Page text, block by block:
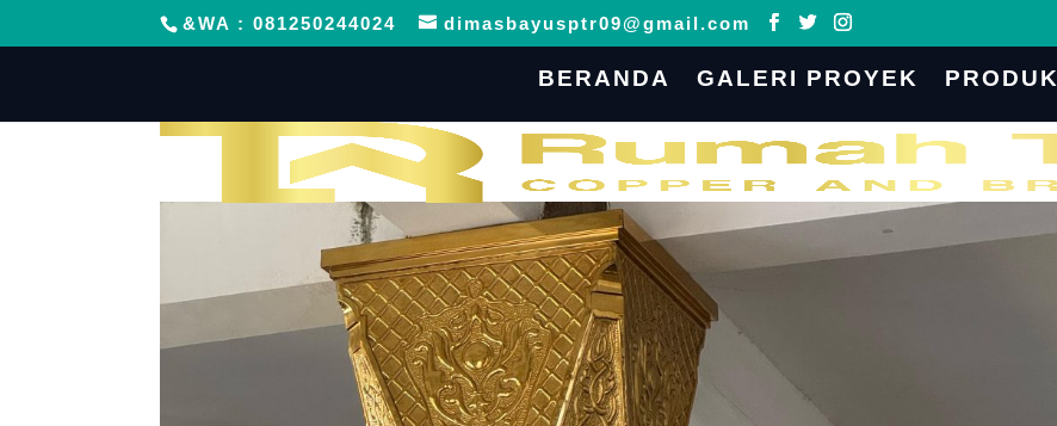
&WA : 081250244024 dimasbayusptr09@gmail.com
BERANDA GALERI PROYEK PRODUK